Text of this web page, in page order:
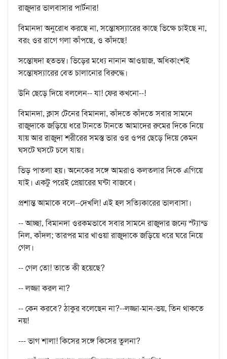
রাজুদার ভালবাসার পার্টনার!
বিমানদা অনুরোধ করছে না, সন্তোষস্যারের কাছে ভিক্ষে চাইছে না,
বরং ওর রাগে গলা কাঁপছে, ও কাঁদছে!
সন্তোষদা হতভম্ব। ভিড়ের মধ্যে নানান আওয়াজ, অধিকাংশই
সন্তোষস্যারের বেত চালানোর বিরুদ্ধে।
উনি ছেড়ে দিয়ে বললেন-- যা! ফের কখনো--!
বিমানদা, ক্লাস টেনের বিমানদা, কাঁদতে কাঁদতে সবার সামনে
রাজুদাকে জড়িয়ে ধরে টানতে টানতে আমাদের রুমের দিকে নিয়ে
যায় আর রাজুদা শরীরের সমস্ত ভার ওর ওপর ছেড়ে দিয়ে কেমন
ঘসটে ঘসটে চলে যায়।
ভিড় পাতলা হয়। অনেকের সঙ্গে আমরাও কলতলার দিকে এগিয়ে
যাই। একটু পরেই প্রেয়ারের ঘন্টা বাজবে।
প্রশান্ত আমাকে বলে--দেখলি! এই হল সত্যিকারের ভালবাসা।
-- আচ্ছা, বিমানদা ওরকমভাবে সবার সামনে রাজুদার জন্যে স্ট্যান্ড
নিল, কাঁদল; তারপর মার খাওয়া রাজুদাকে জড়িয়ে ধরে ঘরে নিয়ে
গেল।
-- গেল তো! তাতে কী হয়েছে?
-- লজ্জা করল না?
-- কেন করবে? ঠাকুর বলেছেন না?--লজ্জা-মান-ভয়, তিন থাকতে
নয়!
--- ভাগ শালা! কিসের সঙ্গে কিসের তুলনা?